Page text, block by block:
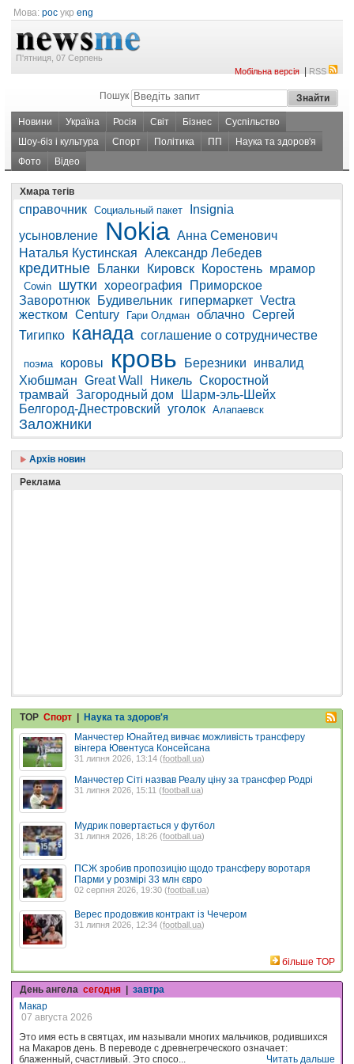
Мова: рос укр eng
П'ятниця, 07 Серпень
Мобільна версія|RSS
Пошук
Новини Україна Росія Світ Бізнес
Суспільство
Шоу-біз і культура
Спорт Політика ПП
Наука та здоров'я
Фото
Відео
Хмара тегів
справочник Социальный пакет
Insignia
усыновление
Nokia Анна Семенович
Наталья Кустинская Александр Лебедев
кредитные Бланки Кировск Коростень мрамор
Cowin шутки хореография
Приморское
Заворотнюк
Будивельник гипермаркет Vectra
жестком Century Гари Олдман облачно Сергей
Тигипко канада соглашение о сотрудничестве
поэма коровы кровь Березники
инвалид
Хюбшман Great Wall Никель Скоростной
трамвай Загородный дом
Шарм-эль-Шейх
Белгород-Днестровский уголок Алапаевск
Заложники
Архів новин
Реклама
TOP Спорт
Наука та здоров'я
Манчестер Юнайтед вивчає можливість трансферу
вінгера Ювентуса Консейсана
31 липня 2026, 13:14 (football.ua)
Манчестер Сіті назвав Реалу ціну за трансфер Родрі
31 липня 2026, 15:11 (football.ua)
Мудрик повертається у футбол
31 липня 2026, 18:26 (football.ua)
ПСЖ зробив пропозицію щодо трансферу воротаря
Парми у розмірі 33 млн євро
02 серпня 2026, 19:30 (football.ua)
Верес продовжив контракт із Чечером
31 липня 2026, 12:34 (football.ua)
більше TOP
День ангела сегодня | завтра
Макар
07 августа 2026
Это имя есть в святцах, им называли многих мальчиков, родившихся
на Макаров день. В переводе с древнегреческого означает:
блаженный, счастливый. Это спосо...
Читать дальше